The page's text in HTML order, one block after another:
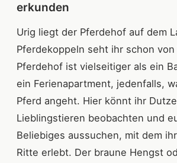
erkunden
Urig liegt der Pferdehof auf dem
Pferdekoppeln seht ihr schon von
Pferdehof ist vielseitiger als ein
ein Ferienapartment, jedenfalls,
Pferd angeht. Hier könnt ihr
Lieblingstieren beobachten und
Beliebiges aussuchen, mit dem
Ritte erlebt. Der braune Hengst